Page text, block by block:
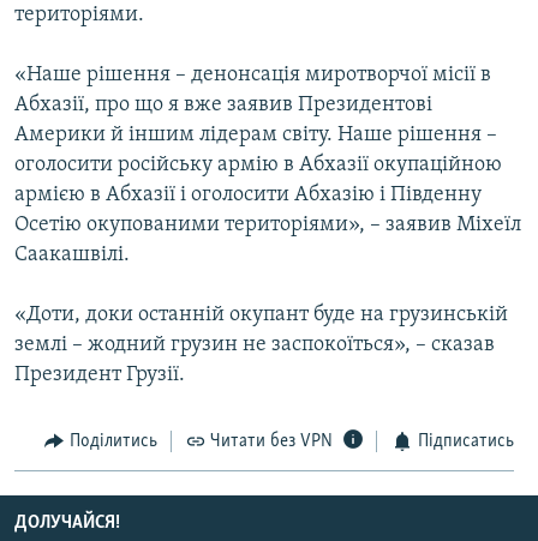
Усі сайти RFE/RL
територіями.
«Наше рішення – денонсація миротворчої місії в
Абхазії, про що я вже заявив Президентові
Америки й іншим лідерам світу. Наше рішення –
оголосити російську армію в Абхазії окупаційною
армією в Абхазії і оголосити Абхазію і Південну
Осетію окупованими територіями», – заявив Міхеїл
Саакашвілі.
«Доти, доки останній окупант буде на грузинській
землі – жодний грузин не заспокоїться», – сказав
Президент Грузії.
Поділитись Читати без VPN Підписатись
ДОЛУЧАЙСЯ!